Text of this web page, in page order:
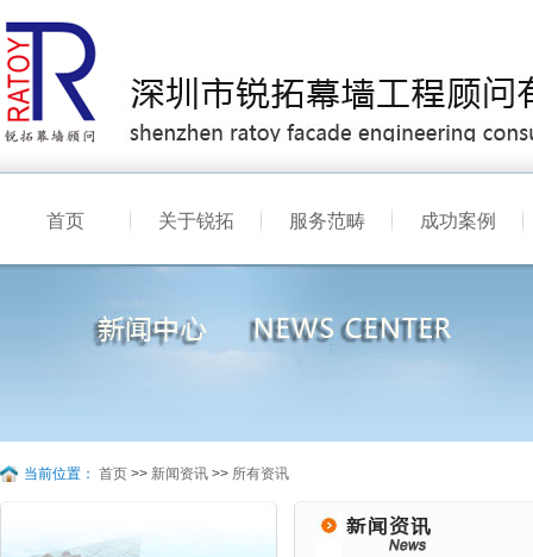
首页 关于锐拓 服务范畴 成功案例
当前位置： 首页 >> 新闻资讯 >> 所有资讯